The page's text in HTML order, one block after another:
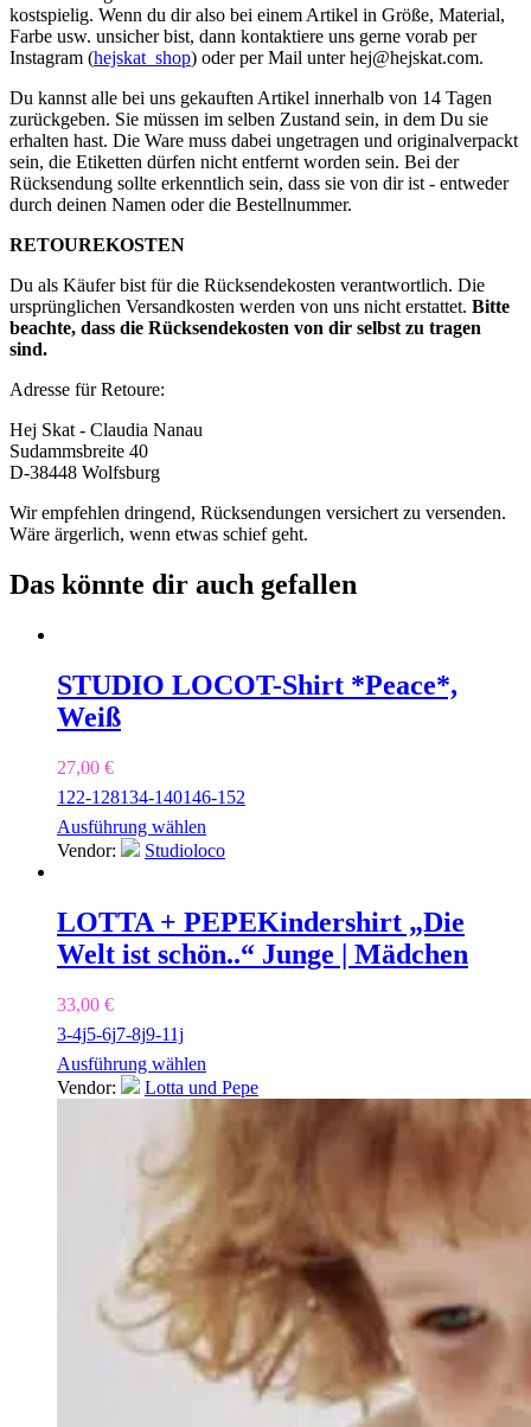
kostspielig. Wenn du dir also bei einem Artikel in Größe, Material,
Farbe usw. unsicher bist, dann kontaktiere uns gerne vorab per
Instagram (hejskat_shop) oder per Mail unterhej@hejskat.com.
Du kannst alle bei uns gekauften Artikel innerhalb von 14 Tagen
zurückgeben. Sie müssen im selben Zustand sein, in dem Du sie
erhalten hast. Die Ware muss dabei ungetragen und originalverpackt
sein, die Etiketten dürfen nicht entfernt worden sein. Bei der
Rücksendung sollte erkenntlich sein, dass sie von dir ist - entweder
durch deinen Namen oder die Bestellnummer.
RETOUREKOSTEN
Du als Käufer bist für die Rücksendekosten verantwortlich. Die
ursprünglichen Versandkosten werden von uns nicht erstattet. Bitte
beachte, dass die Rücksendekosten von dir selbst zu tragen
sind.
Adresse für Retoure:
Hej Skat - Claudia Nanau
Sudammsbreite 40
D-38448 Wolfsburg
Wir empfehlen dringend, Rücksendungen versichert zu versenden.
Wäre ärgerlich, wenn etwas schief geht.
Das könnte dir auch gefallen
STUDIO LOCOT-Shirt *Peace*,
Weiß
27,00 €
122-128134-140146-152
Ausführung wählen
Vendor:
Studioloco
LOTTA + PEPEKindershirt „Die
Welt ist schön..“ Junge | Mädchen
33,00 €
3-4j5-6j7-8j9-11j
Ausführung wählen
Vendor:
Lotta und Pepe